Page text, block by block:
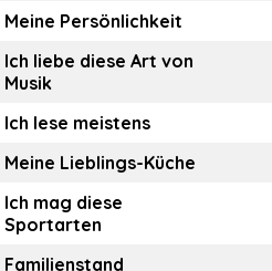
Meine Persönlichkeit
Ich liebe diese Art von
Musik
Ich lese meistens
Meine Lieblings-Küche
Ich mag diese
Sportarten
Familienstand